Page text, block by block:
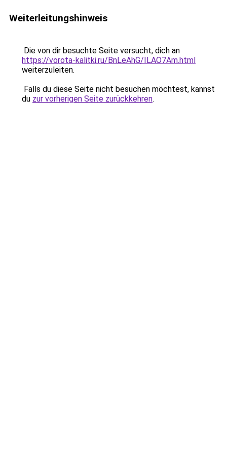
Weiterleitungshinweis
Die von dir besuchte Seite versucht, dich an
https://vorota-kalitki.ru/BnLeAhG/ILAO7Am.html
weiterzuleiten.
Falls du diese Seite nicht besuchen möchtest, kannst
du zur vorherigen Seite zurückkehren.